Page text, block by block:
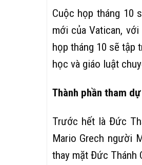
Cuộc họp tháng 10
mới của Vatican,
họp tháng 10 sẽ tập
học và giáo luật
Thành phần tham
Trước hết là Đức
Mario Grech người
thay mặt Đức Thánh